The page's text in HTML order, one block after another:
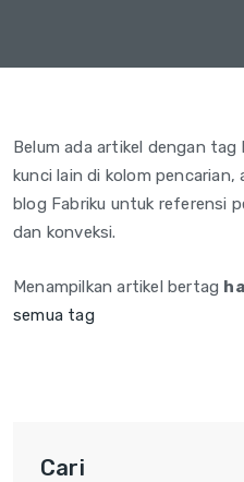
Belum ada artikel dengan tag
kunci lain di kolom
blog Fabriku untuk referensi
dan konveksi.
Menampilkan artikel bertag
semua tag
Cari